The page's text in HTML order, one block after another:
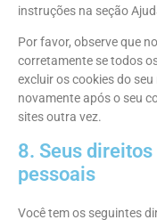
instruções na seção
Por favor, observe que
corretamente se todos
excluir os cookies do
novamente após o seu
sites outra vez.
8. Seus
pessoais
Você tem os seguintes